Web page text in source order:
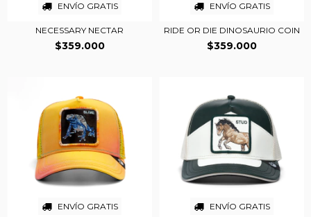
ENVÍO GRATIS
NECESSARY NECTAR
$359.000
ENVÍO GRATIS
RIDE OR DIE DINOSAURIO COIN
$359.000
ENVÍO GRATIS ENVÍO GRATIS